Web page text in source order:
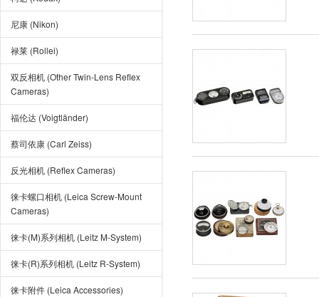
尼康 (Nikon)
禄莱 (Rollei)
双反相机 (Other Twin-Lens Reflex
Cameras)
福伦达 (Voigtländer)
蔡司依康 (Carl Zeiss)
反光相机 (Reflex Cameras)
徕卡螺口相机 (Leica Screw-Mount
Cameras)
徕卡(M)系列相机 (Leitz M-System)
徕卡(R)系列相机 (Leitz R-System)
徕卡附件 (Leica Accessories)